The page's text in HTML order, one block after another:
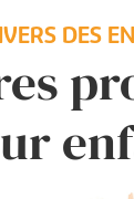
DES